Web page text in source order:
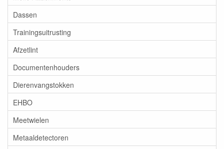
Dassen
Trainingsuitrusting
Afzetlint
Documentenhouders
Dierenvangstokken
EHBO
Meetwielen
Metaaldetectoren